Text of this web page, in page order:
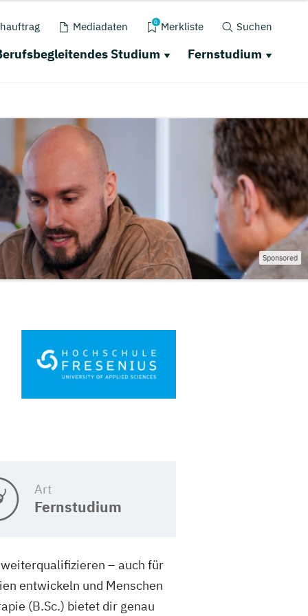
Mediadaten 0 Merkliste Suchen
Studium Fernstudium
Sponsored
Art
Fernstudium
– auch für
entwickeln und Menschen
(B.Sc.) bietet dir genau